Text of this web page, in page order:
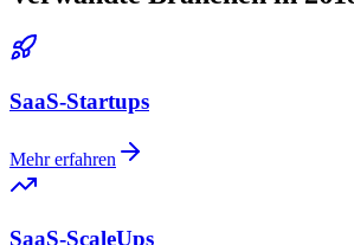
SaaS-Startups
Mehr erfahren
SaaS-ScaleUps